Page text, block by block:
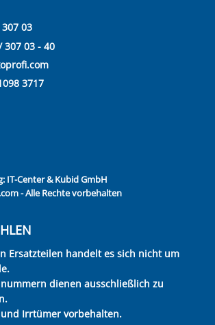
03
307 03 - 40
3717
IT-Center & Kubid GmbH
- Alle Rechte vorbehalten
Ersatzteilen handelt es sich nicht um
dienen ausschließlich zu
Irrtümer vorbehalten.